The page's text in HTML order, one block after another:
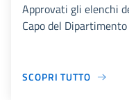
Approvati gli elenchi
Capo del
SCOPRI TUTTO